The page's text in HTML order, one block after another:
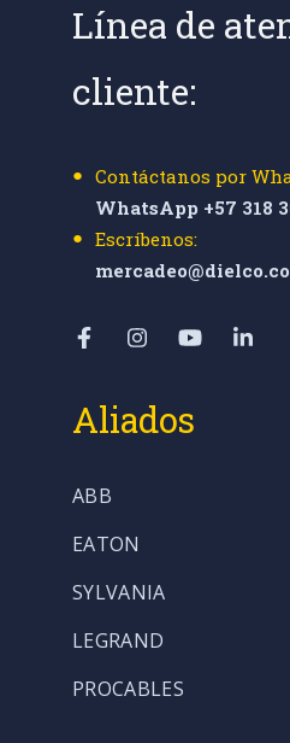
Línea de
cliente:
Contáctanos por
WhatsApp +57 318
Escríbenos:
mercadeo@dielco.co
Aliados
ABB
EATON
SYLVANIA
LEGRAND
PROCABLES